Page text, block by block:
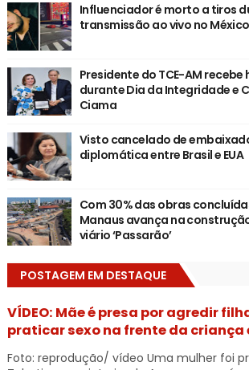
Influenciador é morto a tiros
transmissão ao vivo no México
Presidente do TCE-AM
durante Dia da Integridade e
Ciama
Visto cancelado de
diplomática entre Brasil e EUA
Com 30% das obras
Manaus avança na
viário ‘Passarão’
POSTAGEM EM DESTAQUE
VÍDEO: Mãe é presa por agredir
praticar sexo na frente da
Foto: reprodução/ vídeo Uma mulher foi